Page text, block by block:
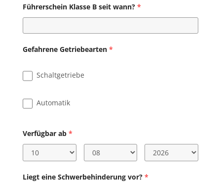
Führerschein Klasse B seit wann? *
Gefahrene Getriebearten *
Schaltgetriebe
Automatik
Verfügbar ab *
Liegt eine Schwerbehinderung vor? *